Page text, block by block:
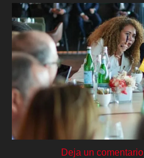
Deja un comentario